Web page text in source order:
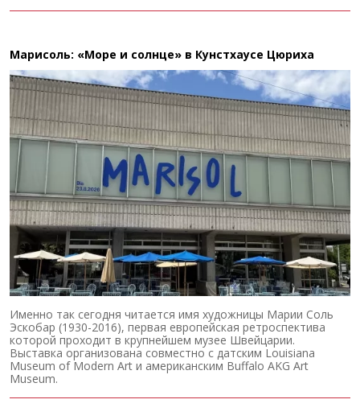
Марисоль: «Море и солнце» в Кунстхаусе Цюриха
Именно так сегодня читается имя художницы Марии Соль
Эскобар (1930-2016), первая европейская ретроспектива
которой проходит в крупнейшем музее Швейцарии.
Выставка организована совместно с датским Louisiana
Museum of Modern Art и американским Buffalo AKG Art
Museum.